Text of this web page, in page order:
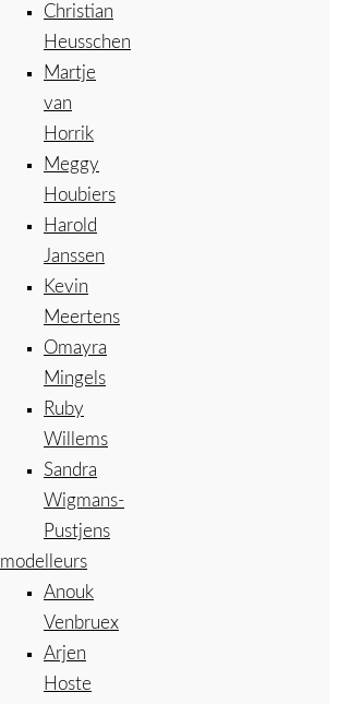
Christian
Heusschen
Martje
van
Horrik
Meggy
Houbiers
Harold
Janssen
Kevin
Meertens
Omayra
Mingels
Ruby
Willems
Sandra
Wigmans-
Pustjens
modelleurs
Anouk
Venbruex
Arjen
Hoste